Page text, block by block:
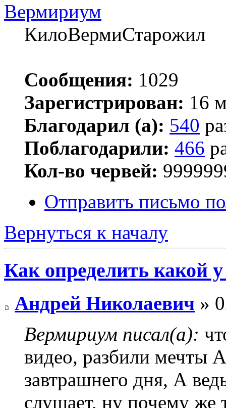
Вермириум
КилоВермиСтарожил
Сообщения: 1029
Зарегистрирован: 16
Благодарил (а): 540
Поблагодарили: 466
Кол-во червей:
Отправить письмо
Вернуться к началу
Как определить какой
Андрей Николаевич »
Вермириум писал(а):
видео, разбили мечты
завтрашнего дня, А
слушает, ну почему же